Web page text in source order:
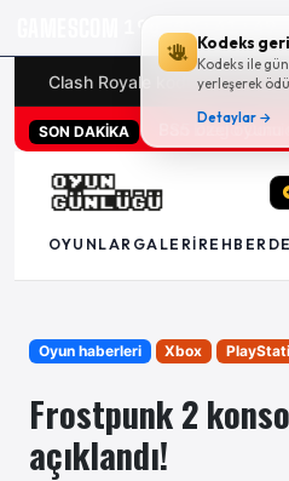
Kodeks
Kodeks ile
yerleşerek
Detaylar →
19g 18:41:49
Clash Royale kodları Türk
SON DAKİKA
OYUNLAR GALERI REHBER
Oyun haberleri Xbox
Frostpunk 2
açıklandı!